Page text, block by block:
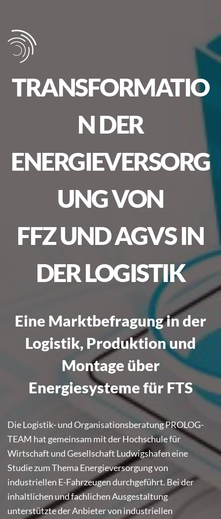
TRANSFORMATIO
N DER
ENERGIEVERSORG
UNG VON
FFZ UND AGVS IN
DER LOGISTIK
Eine Marktbefragung in der
Logistik, Produktion und
Montage über
Energiesysteme für FTS
Die Logistik- und Organisationsberatung PROLOG-
TEAM hat gemeinsam mit der Hochschule für
Wirtschaft und Gesellschaft Ludwigshafen eine
Studie zum Thema Energieversorgung von
industriellen E-Fahrzeugen durchgeführt. Bei der
inhaltlichen und fachlichen Ausgestaltung
unterstützte der Anbieter von industriellen